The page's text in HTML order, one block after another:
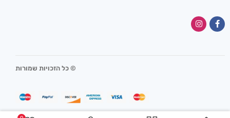
© כל הזכויות שמורות